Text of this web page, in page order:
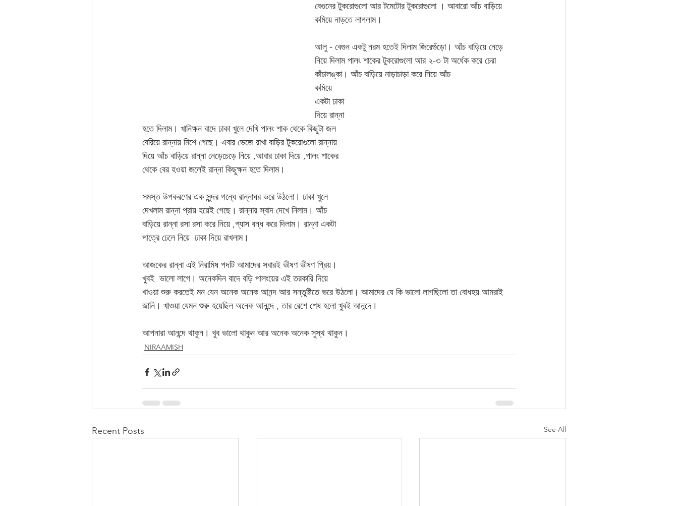
বেগুনের টুকরোগুলো আর টমেটোর টুকরোগুলো । আবারো আঁচ বাড়িয়ে
কমিয়ে নাড়তে লাগলাম।
আলু - বেগুন একটু নরম হতেই দিলাম জিরেগুঁড়ো। আঁচ বাড়িয়ে নেড়ে
নিয়ে দিলাম পালং শাকের টুকরোগুলো আর ২-৩ টা অর্ধেক করে চেরা
কাঁচালঙ্কা। আঁচ বাড়িয়ে নাড়াচাড়া করে নিয়ে আঁচ
কমিয়ে
একটা ঢাকা
দিয়ে রান্না
হতে দিলাম। খানিক্ষন বাদে ঢাকা খুলে দেখি পালং শাক থেকে কিছুটা জল
বেরিয়ে রান্নায় মিশে গেছে। এবার ভেজে রাখা বাড়ির টুকরোগুলো রান্নায়
দিয়ে আঁচ বাড়িয়ে রান্না নেড়েচেড়ে নিয়ে ,আবার ঢাকা দিয়ে ,পালং শাকের
থেকে বের হওয়া জলেই রান্না কিছুক্ষন হতে দিলাম।
সমস্ত উপকরণের এক সুন্দর গন্ধে রান্নাঘর ভরে উঠলো। ঢাকা খুলে
দেখলাম রান্না প্রায় হয়েই গেছে। রান্নার স্বাদ দেখে নিলাম। আঁচ
বাড়িয়ে রান্না রসা রসা করে নিয়ে ,গ্যাস বন্ধ করে দিলাম। রান্না একটা
পাত্রে ঢেলে নিয়ে  ঢাকা দিয়ে রাখলাম।
আজকের রান্না এই নিরামিষ পদটি আমাদের সবারই ভীষণ ভীষণ প্রিয়।
খুবই  ভালো লাগে। অনেকদিন বাদে বড়ি পালংয়ের এই তরকারি দিয়ে
খাওয়া শুরু করতেই মন যেন অনেক অনেক আনন্দ আর সন্তুষ্টিতে ভরে উঠলো। আমাদের যে কি ভালো লাগছিলো তা বোধহয় আমরাই
জানি। খাওয়া যেমন শুরু হয়েছিল অনেক আনন্দে , তার রেশে শেষ হলো খুবই আনন্দে।
আপনারা আনন্দে থাকুন। খুব ভালো থাকুন আর অনেক অনেক সুস্থ থাকুন।
NIRAAMISH
Recent Posts See All